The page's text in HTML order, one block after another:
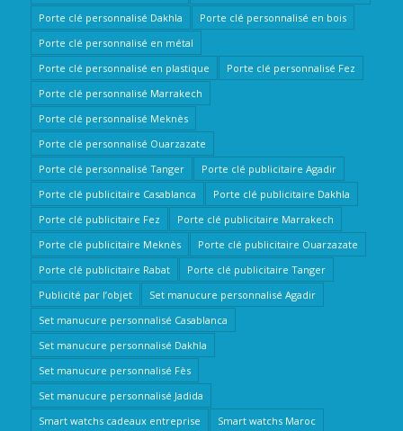
Porte clé personnalisé Dakhla
Porte clé personnalisé en bois
Porte clé personnalisé en métal
Porte clé personnalisé en plastique
Porte clé personnalisé Fez
Porte clé personnalisé Marrakech
Porte clé personnalisé Meknès
Porte clé personnalisé Ouarzazate
Porte clé personnalisé Tanger
Porte clé publicitaire Agadir
Porte clé publicitaire Casablanca
Porte clé publicitaire Dakhla
Porte clé publicitaire Fez
Porte clé publicitaire Marrakech
Porte clé publicitaire Meknès
Porte clé publicitaire Ouarzazate
Porte clé publicitaire Rabat
Porte clé publicitaire Tanger
Publicité par l’objet
Set manucure personnalisé Agadir
Set manucure personnalisé Casablanca
Set manucure personnalisé Dakhla
Set manucure personnalisé Fès
Set manucure personnalisé Jadida
Smart watchs cadeaux entreprise
Smart watchs Maroc